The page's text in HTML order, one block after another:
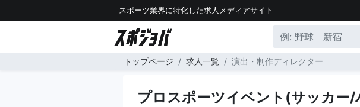
スポーツ業界に特化した求人メディアサイト
トップページ 求人一覧 演出・制作ディレクター
プロスポーツイベント(サッカー